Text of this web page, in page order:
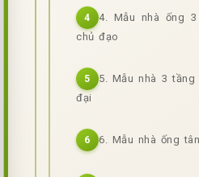
4
4. Mẫu nhà ống
chủ đạo
5
5. Mẫu nhà 3 tầng
đại
6 6. Mẫu nhà ống